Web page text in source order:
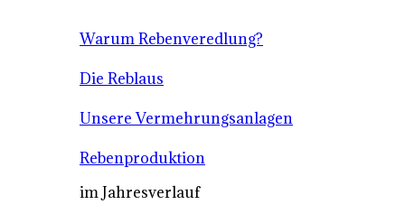
Warum Rebenveredlung?
Die Reblaus
Unsere Vermehrungsanlagen
Rebenproduktion
im Jahresverlauf